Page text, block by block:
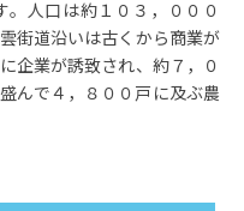
。人口は約１０３，０００
街道沿いは古くから商業が
企業が誘致され、約７，０
んで４，８００戸に及ぶ農